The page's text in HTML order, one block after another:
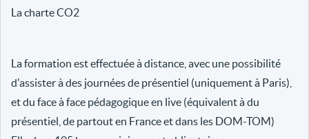
La charte CO2
La formation est effectuée à distance, avec une possibilité
d'assister à des journées de présentiel (uniquement à Paris),
et du face à face pédagogique en live (équivalent à du
présentiel, de partout en France et dans les DOM-TOM)